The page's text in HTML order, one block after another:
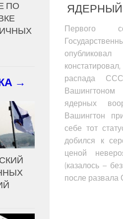
Первого
распада
Вашингтоном
ядерных
Вашингтон
себе тот
добился к
ценой
(казалось –
после развала
ПО
→